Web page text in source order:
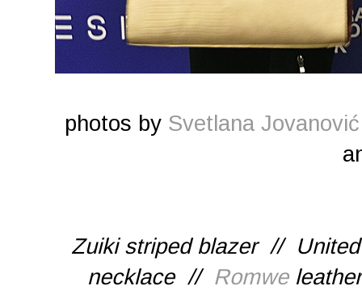
photos by Svetlana Jovanović
Zuiki striped blazer //
necklace // Romwe